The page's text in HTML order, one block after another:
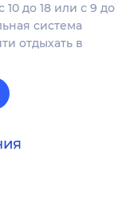
10 до 18 или с 9 до
система
отдыхать в